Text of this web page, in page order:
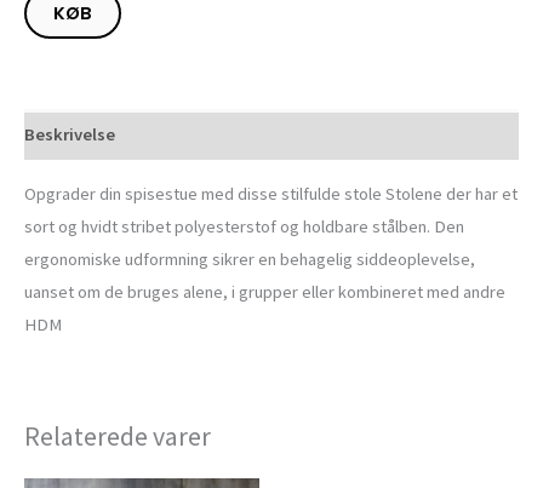
KØB
Beskrivelse
Opgrader din spisestue med disse stilfulde stole Stolene der har et
sort og hvidt stribet polyesterstof og holdbare stålben. Den
ergonomiske udformning sikrer en behagelig siddeoplevelse,
uanset om de bruges alene, i grupper eller kombineret med andre
HDM
Relaterede varer